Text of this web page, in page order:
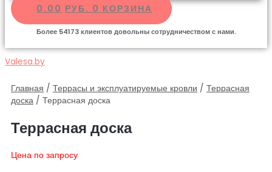
0.00 РУБ. 0 КОРЗИНА
Более 54173 клиентов довольны сотрудничеством с нами.
Valesa.by
Главная / Террасы и эксплуатируемые кровли / Террасная
доска / Террасная доска
Террасная доска
Цена по запросу